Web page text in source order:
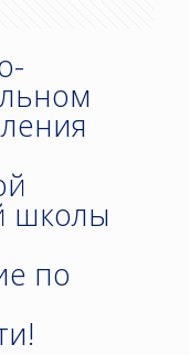
школы
по